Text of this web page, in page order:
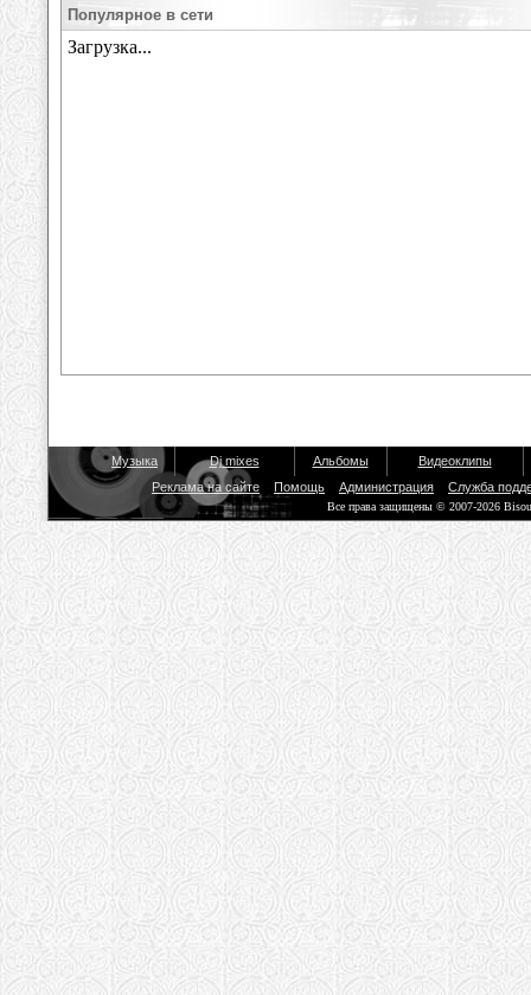
Популярное в сети
Музыка Dj mixes Альбомы
Видеоклипы
Реклама на сайте
Помощь Администрация Служба
Все права защищены © 2007-2026